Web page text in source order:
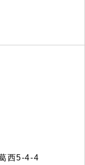
西5-4-4